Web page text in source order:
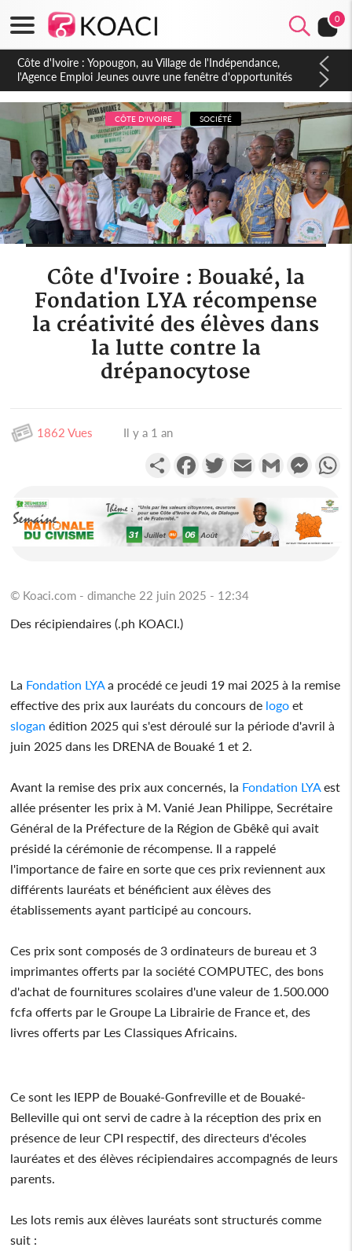
0
Côte d'Ivoire : CHU de Treichville, après la fronde, les agents
contractuels obtiennent un accord avec la direction sur les
arriérés du SMIG 2023
CÔTE D'IVOIRE SOCIÉTÉ
Côte d'Ivoire : Bouaké, la
Fondation LYA récompense
la créativité des élèves dans
la lutte contre la
drépanocytose
1862 Vues Il y a 1 an
PartagerFacebookTwitterEmail Gmail
© Koaci.com - dimanche 22 juin 2025 - 12:34
Des récipiendaires (.ph KOACI.)
La Fondation LYAa procédé ce jeudi 19 mai 2025 à la remise
effective des prix aux lauréats du concours de logo et
slogan édition 2025 qui s'est déroulé sur la période d'avril à
juin 2025 dans les DRENA de Bouaké 1 et 2.
Avant la remise des prix aux concernés, la Fondation LYAest
allée présenter les prix à M. Vanié Jean Philippe, Secrétaire
Général de la Préfecture de la Région de Gbêkê qui avait
présidé la cérémonie de récompense. Il a rappelé
l'importance de faire en sorte que ces prix reviennent aux
différents lauréats et bénéficient aux élèves des
établissements ayant participé au concours.
Ces prix sont composés de 3 ordinateurs de bureau et 3
imprimantes offerts par la société COMPUTEC, des bons
d'achat de fournitures scolaires d'une valeur de 1.500.000
fcfa offerts par le Groupe La Librairie de France et, des
livres offerts par Les Classiques Africains.
Ce sont les IEPP de Bouaké-Gonfreville et de Bouaké-
Belleville qui ont servi de cadre à la réception des prix en
présence de leur CPI respectif, des directeurs d'écoles
lauréates et des élèves récipiendaires accompagnés de leurs
parents.
Les lots remis aux élèves lauréats sont structurés comme
suit :